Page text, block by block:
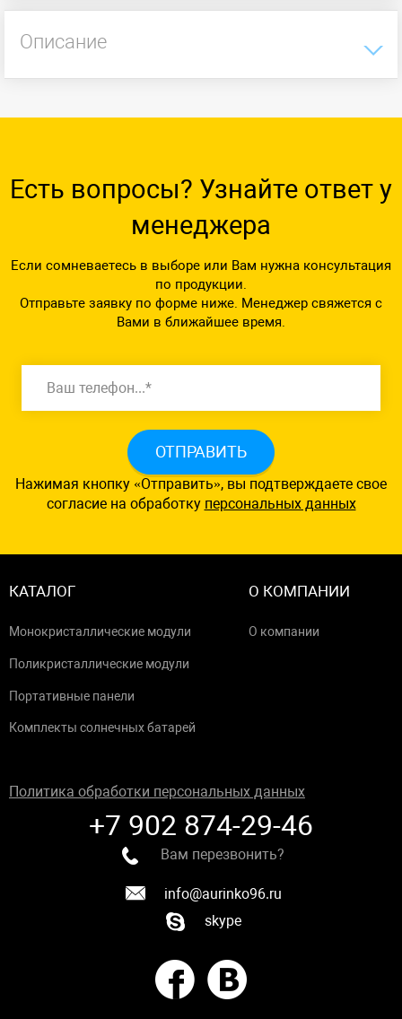
Описание
Есть вопросы? Узнайте ответ у
менеджера
Если сомневаетесь в выборе или Вам нужна консультация
по продукции.
Отправьте заявку по форме ниже. Менеджер свяжется с
Вами в ближайшее время.
ОТПРАВИТЬ
Нажимая кнопку «Отправить», вы подтверждаете свое
согласие на обработку персональных данных
КАТАЛОГ
Монокристаллические модули
Поликристаллические модули
Портативные панели
Комплекты солнечных батарей
О КОМПАНИИ
О компании
Политика обработки персональных данных
+7 902 874-29-46
Вам перезвонить?
info@aurinko96.ru
skype